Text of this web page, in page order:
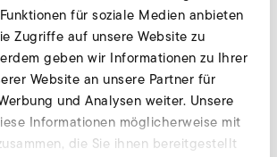
für soziale Medien anbieten
Zugriffe auf unsere Website zu
geben wir Informationen zu Ihrer
Website an unsere Partner für
und Analysen weiter. Unsere
Informationen möglicherweise mit
die Sie ihnen bereitgestellt